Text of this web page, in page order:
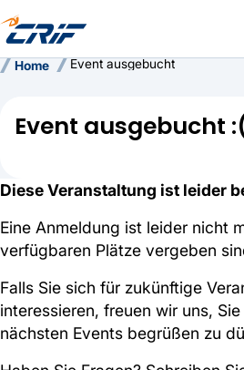
Home Event ausgebucht
Event ausgebucht
Diese Veranstaltung ist leider
Eine Anmeldung ist leider nicht
verfügbaren Plätze vergeben
Falls Sie sich für zukünftige
interessieren, freuen wir uns,
nächsten Events begrüßen zu